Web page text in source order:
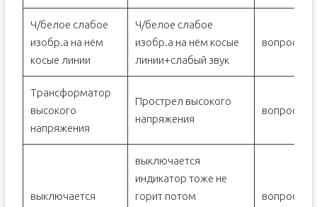
Ч/белое слабое
изобр.а на нём
косые линии
Ч/белое слабое
изобр.а на нём косые
линии+слабый звук
вопрос
Трансформатор
высокого
напряжения
Прострел высокого
напряжения
вопрос
выключается
выключается
индикатор тоже не
горит потом
вопрос